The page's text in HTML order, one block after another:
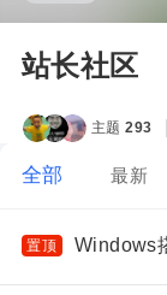
站长社区
主题293
全部 最新
置顶